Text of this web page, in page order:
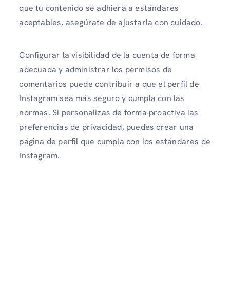
que tu contenido se adhiera a estándares
aceptables, asegúrate de ajustarla con cuidado.
Configurar la visibilidad de la cuenta de forma
adecuada y administrar los permisos de
comentarios puede contribuir a que el perfil de
Instagram sea más seguro y cumpla con las
normas. Si personalizas de forma proactiva las
preferencias de privacidad, puedes crear una
página de perfil que cumpla con los estándares de
Instagram.